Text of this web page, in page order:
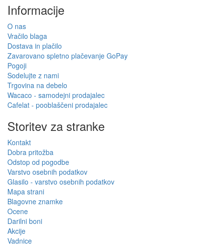
Informacije
O nas
Vračilo blaga
Dostava in plačilo
Zavarovano spletno plačevanje GoPay
Pogoji
Sodelujte z nami
Trgovina na debelo
Wacaco - samodejni prodajalec
Cafelat - pooblaščeni prodajalec
Storitev za stranke
Kontakt
Dobra pritožba
Odstop od pogodbe
Varstvo osebnih podatkov
Glasilo - varstvo osebnih podatkov
Mapa strani
Blagovne znamke
Ocene
Darilni boni
Akcije
Vadnice